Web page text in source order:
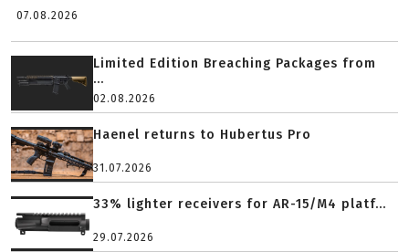
07.08.2026
Limited Edition Breaching Packages from
...
02.08.2026
Haenel returns to Hubertus Pro
31.07.2026
33% lighter receivers for AR-15/M4 platf...
29.07.2026